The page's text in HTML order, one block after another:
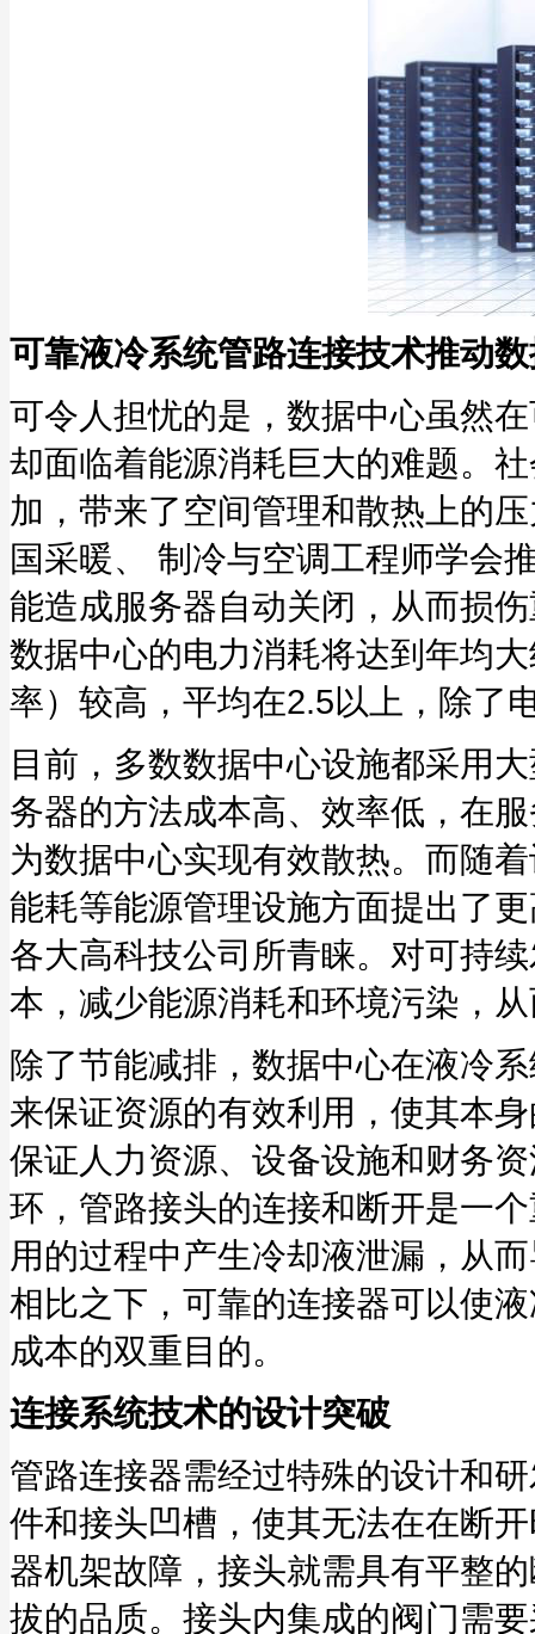
可靠液冷系统管路连接技术推动
可令人担忧的是，数据中心虽然
却面临着能源消耗巨大的难题。
加，带来了空间管理和散热上的
国采暖、 制冷与空调工程师学会
能造成服务器自动关闭，从而损
数据中心的电力消耗将达到年均
率）较高，平均在2.5以上，除了
目前，多数数据中心设施都采用
务器的方法成本高、效率低，在
为数据中心实现有效散热。而随
能耗等能源管理设施方面提出了
各大高科技公司所青睐。对可持
本，减少能源消耗和环境污染，
除了节能减排，数据中心在液冷
来保证资源的有效利用，使其本
保证人力资源、设备设施和财务
环，管路接头的连接和断开是一
用的过程中产生冷却液泄漏，从
相比之下，可靠的连接器可以使
成本的双重目的。
连接系统技术的设计突破
管路连接器需经过特殊的设计和
件和接头凹槽，使其无法在在断
器机架故障，接头就需具有平整
拔的品质。接头内集成的阀门需